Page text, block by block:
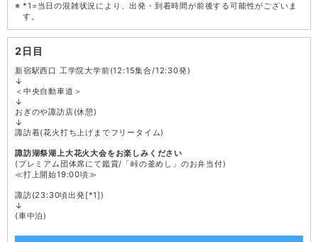
*1=当日の混雑状況により、出発・到着時間が前後する可能性がございま
す。
2日目
新宿駅西口 工学院大学前(12:15集合/12:30発)
↓
＜中央自動車道＞
↓
おぎのや諏訪店(休憩)
↓
諏訪着(花火打ち上げまでフリータイム)
諏訪湖祭湖上大花火大会をお楽しみください
(プレミアム団体席にて鑑賞/「峠の釜めし」のお弁当付)
≪打上開始19:00頃≫
諏訪(23:30頃出発[*1])
↓
(車中泊)